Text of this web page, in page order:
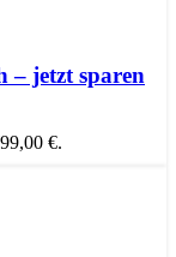
– jetzt sparen
€.